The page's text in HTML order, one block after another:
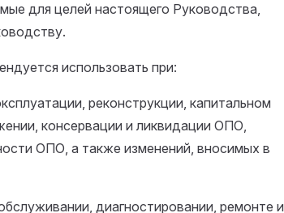
для целей настоящего Руководства,
использовать при:
реконструкции, капитальном
консервации и ликвидации ОПО,
ОПО, а также изменений, вносимых в
диагностировании, ремонте и